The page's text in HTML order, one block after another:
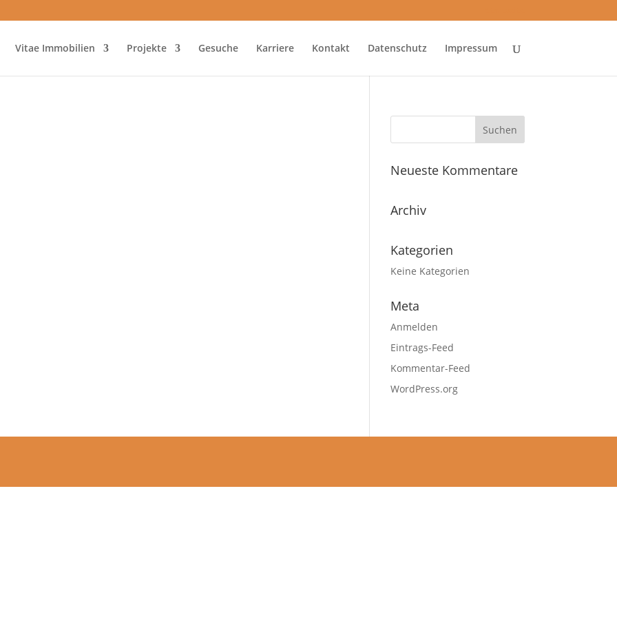
Vitae Immobilien Projekte Gesuche Karriere Kontakt Datenschutz Impressum
Neueste Kommentare
Archiv
Kategorien
Keine Kategorien
Meta
Anmelden
Eintrags-Feed
Kommentar-Feed
WordPress.org